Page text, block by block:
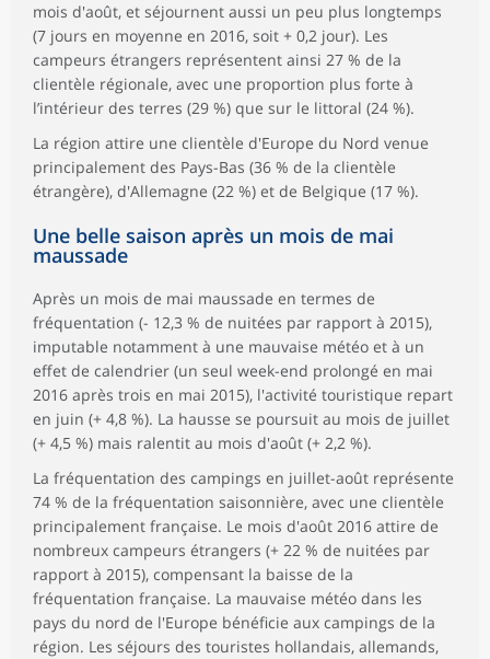
mois d'août, et séjournent aussi un peu plus longtemps
(7 jours en moyenne en 2016, soit + 0,2 jour). Les
campeurs étrangers représentent ainsi 27 % de la
clientèle régionale, avec une proportion plus forte à
l’intérieur des terres (29 %) que sur le littoral (24 %).
La région attire une clientèle d'Europe du Nord venue
principalement des Pays-Bas (36 % de la clientèle
étrangère), d'Allemagne (22 %) et de Belgique (17 %).
Une belle saison après un mois de mai
maussade
Après un mois de mai maussade en termes de
fréquentation (- 12,3 % de nuitées par rapport à 2015),
imputable notamment à une mauvaise météo et à un
effet de calendrier (un seul week-end prolongé en mai
2016 après trois en mai 2015), l'activité touristique repart
en juin (+ 4,8 %). La hausse se poursuit au mois de juillet
(+ 4,5 %) mais ralentit au mois d'août (+ 2,2 %).
La fréquentation des campings en juillet-août représente
74 % de la fréquentation saisonnière, avec une clientèle
principalement française. Le mois d'août 2016 attire de
nombreux campeurs étrangers (+ 22 % de nuitées par
rapport à 2015), compensant la baisse de la
fréquentation française. La mauvaise météo dans les
pays du nord de l'Europe bénéficie aux campings de la
région. Les séjours des touristes hollandais, allemands,